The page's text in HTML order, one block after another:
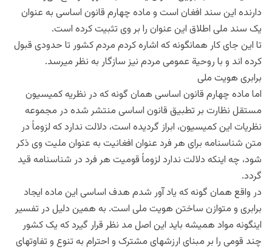
دارنده این سند افغان است و ماده چهارم قانون اساسی به عنوان
یک سند ملی اطلاق این عنوان را بر وی تثبیت کرده است.
تا این جای کار همانگونه که اشاره کردم مردم کشور تا حدودی قبول
کرده اند و با روحیة عمومی مردم نیز سازگار به نظر میرسد.
برابری هویت ملی
اما ماده چهارم قانون اساسی همان گونه که در نظریه کمیسیون
مستقل نظارت بر تطبیق قانون اساسی منتشر شده در مجموعه
نظریات این کمیسیون، ابراز گردیده است، دلالت ندارد که لزوماً در
متن شناسنامه برای هر فرد عنوان افغانیت به عنوان ملیت وی ذکر
شود، چه اینکه دلالت ندارد لزوماً قومیت هر فرد در شناسنامه قید
گردد.
در واقع همان گونه که یاد آور شدم هدف اساسی این ماده ایجاد
برابری و متوازن ساختن هویت ملی است. به همین دلیل در تفسیر
اینگونه مواد همیشه باید این اصل مد نظر قرار گیرد که یک کشور
چند قومی را بر مبنای ارزشهای مشترک و احترام به تنوع و تفاوتهای